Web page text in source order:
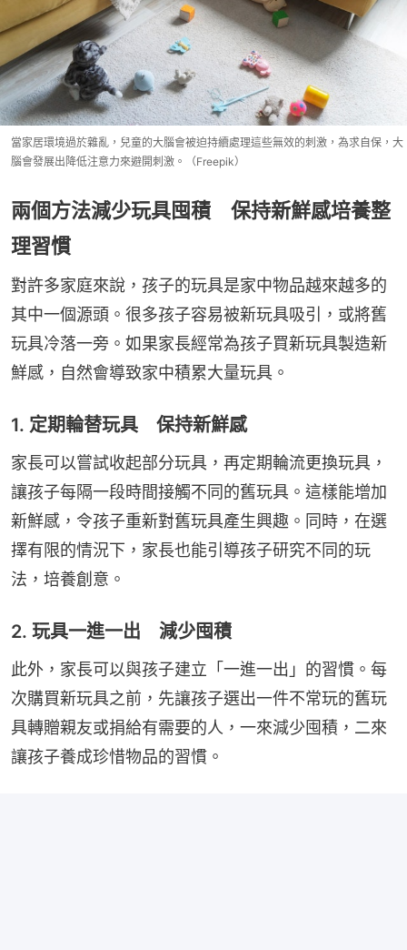
當家居環境過於雜亂，兒童的大腦會被迫持續處理這些無效的刺激，為求自保，大
腦會發展出降低注意力來避開刺激。（Freepik）
兩個方法減少玩具囤積 保持新鮮感培養整
理習慣
對許多家庭來說，孩子的玩具是家中物品越來越多的
其中一個源頭。很多孩子容易被新玩具吸引，或將舊
玩具冷落一旁。如果家長經常為孩子買新玩具製造新
鮮感，自然會導致家中積累大量玩具。
1. 定期輪替玩具 保持新鮮感
家長可以嘗試收起部分玩具，再定期輪流更換玩具，
讓孩子每隔一段時間接觸不同的舊玩具。這樣能增加
新鮮感，令孩子重新對舊玩具產生興趣。同時，在選
擇有限的情況下，家長也能引導孩子研究不同的玩
法，培養創意。
2. 玩具一進一出 減少囤積
此外，家長可以與孩子建立「一進一出」的習慣。每
次購買新玩具之前，先讓孩子選出一件不常玩的舊玩
具轉贈親友或捐給有需要的人，一來減少囤積，二來
讓孩子養成珍惜物品的習慣。